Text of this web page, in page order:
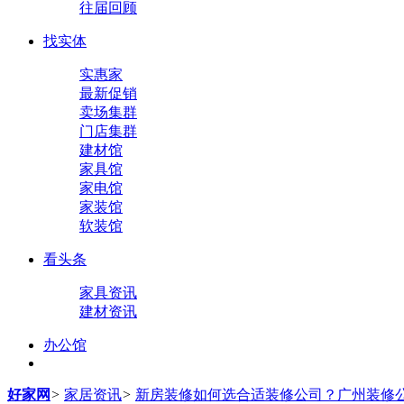
往届回顾
找实体
实惠家
最新促销
卖场集群
门店集群
建材馆
家具馆
家电馆
家装馆
软装馆
看头条
家具资讯
建材资讯
办公馆
好家网> 家居资讯> 新房装修如何选合适装修公司？广州装修